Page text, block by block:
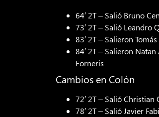
64′ 2T – Salió Bruno
73′ 2T – Salió Leandro
83′ 2T – Salieron
84′ 2T – Salieron
Forneris
Cambios en Colón
72′ 2T – Salió Christian
78′ 2T – Salió Javier